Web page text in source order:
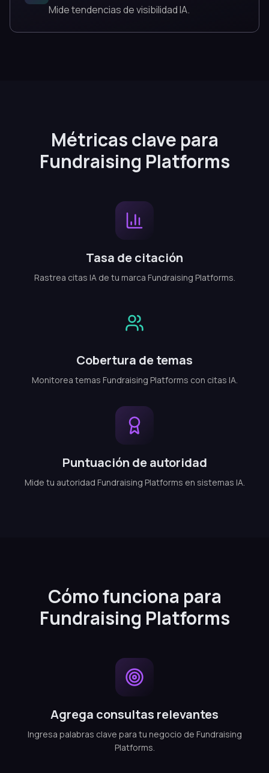
Mide tendencias de visibilidad IA.
Métricas clave para
Fundraising Platforms
Tasa de citación
Rastrea citas IA de tu marca Fundraising Platforms.
Cobertura de temas
Monitorea temas Fundraising Platforms con citas IA.
Puntuación de autoridad
Mide tu autoridad Fundraising Platforms en sistemas IA.
Cómo funciona para
Fundraising Platforms
Agrega consultas relevantes
Ingresa palabras clave para tu negocio de Fundraising
Platforms.